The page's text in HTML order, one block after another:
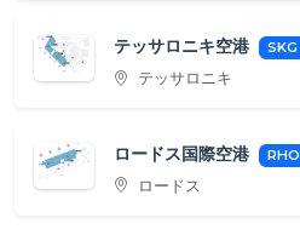
テッサロニキ空港 SKG
テッサロニキ
ロードス国際空港 RHO
ロードス